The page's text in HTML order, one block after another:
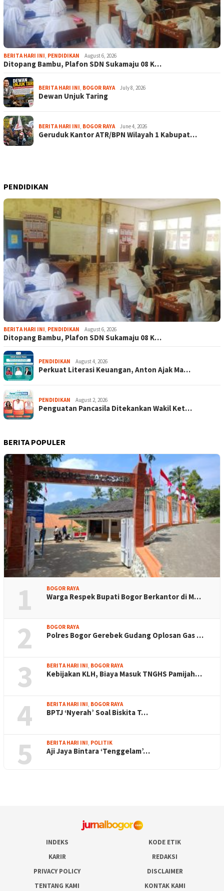
BERITA HARI INI, PENDIDIKAN August 6, 2026
Ditopang Bambu, Plafon SDN Sukamaju 08 K…
BERITA HARI INI, BOGOR RAYA July 8, 2026
Dewan Unjuk Taring
BERITA HARI INI, BOGOR RAYA June 4, 2026
Geruduk Kantor ATR/BPN Wilayah 1 Kabupat…
PENDIDIKAN
BERITA HARI INI, PENDIDIKAN August 6, 2026
Ditopang Bambu, Plafon SDN Sukamaju 08 K…
PENDIDIKAN August 4, 2026
Perkuat Literasi Keuangan, Anton Ajak Ma…
PENDIDIKAN August 2, 2026
Penguatan Pancasila Ditekankan Wakil Ket…
BERITA POPULER
1 BOGOR RAYA
Warga Respek Bupati Bogor Berkantor di M…
2 BOGOR RAYA
Polres Bogor Gerebek Gudang Oplosan Gas …
3 BERITA HARI INI, BOGOR RAYA
Kebijakan KLH, Biaya Masuk TNGHS Pamijah…
4 BERITA HARI INI, BOGOR RAYA
BPTJ ‘Nyerah’ Soal Biskita T…
5 BERITA HARI INI, POLITIK
Aji Jaya Bintara ‘Tenggelam’…
INDEKS
KODE ETIK
KARIR
REDAKSI
PRIVACY POLICY
DISCLAIMER
TENTANG KAMI
KONTAK KAMI